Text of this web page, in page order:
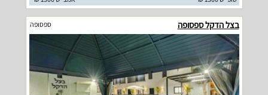
בצל הדקל ספסופה ספסופה